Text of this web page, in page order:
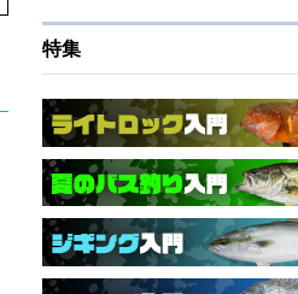
特集